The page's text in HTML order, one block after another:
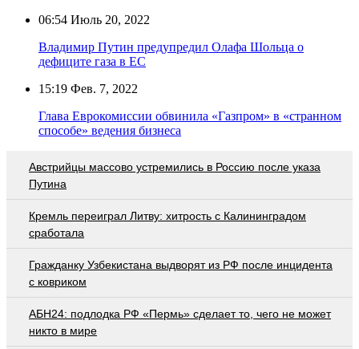
06:54 Июль 20, 2022
Владимир Путин предупредил Олафа Шольца о
дефиците газа в ЕС
15:19 Фев. 7, 2022
Глава Еврокомиссии обвинила «Газпром» в «странном
способе» ведения бизнеса
Австрийцы массово устремились в Россию после указа
Путина
Кремль переиграл Литву: хитрость с Калининградом
сработала
Гражданку Узбекистана выдворят из РФ после инцидента
с ковриком
АБН24: подлодка РФ «Пермь» сделает то, чего не может
никто в мире